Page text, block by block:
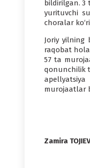
bildirilgan. 3
yurituvchi
choralar
Joriy yilning
raqo­bat
57 ta
qonunchilik
murojaatlar
Zamira